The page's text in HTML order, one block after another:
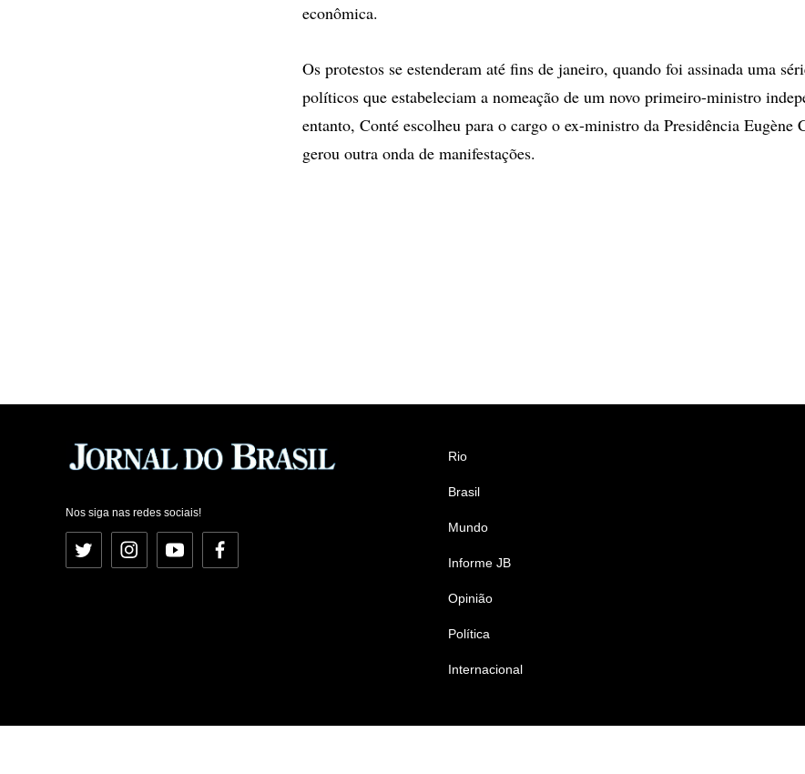
econômica.
Os protestos se estenderam até fins de janeiro, quando foi assinada uma
políticos que estabeleciam a nomeação de um novo primeiro-ministro
entanto, Conté escolheu para o cargo o ex-ministro da Presidência Eugène
gerou outra onda de manifestações.
Nos siga nas redes sociais!
Twitter InstagramYouTubeFacebook
Rio
Brasil
Mundo
Informe JB
Opinião
Política
Internacional